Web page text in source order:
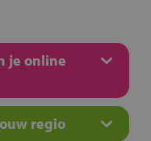
je online
regio